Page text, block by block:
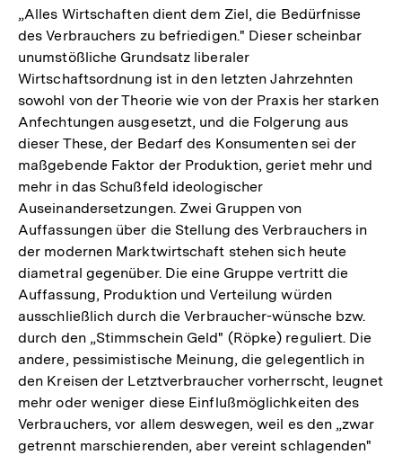
„Alles Wirtschaften dient dem Ziel, die Bedürfnisse
des Verbrauchers zu befriedigen." Dieser scheinbar
unumstößliche Grundsatz liberaler
Wirtschaftsordnung ist in den letzten Jahrzehnten
sowohl von der Theorie wie von der Praxis her starken
Anfechtungen ausgesetzt, und die Folgerung aus
dieser These, der Bedarf des Konsumenten sei der
maßgebende Faktor der Produktion, geriet mehr und
mehr in das Schußfeld ideologischer
Auseinandersetzungen. Zwei Gruppen von
Auffassungen über die Stellung des Verbrauchers in
der modernen Marktwirtschaft stehen sich heute
diametral gegenüber. Die eine Gruppe vertritt die
Auffassung, Produktion und Verteilung würden
ausschließlich durch die Verbraucher-wünsche bzw.
durch den „Stimmschein Geld" (Röpke) reguliert. Die
andere, pessimistische Meinung, die gelegentlich in
den Kreisen der Letztverbraucher vorherrscht, leugnet
mehr oder weniger diese Einflußmöglichkeiten des
Verbrauchers, vor allem deswegen, weil es den „zwar
getrennt marschierenden, aber vereint schlagenden"